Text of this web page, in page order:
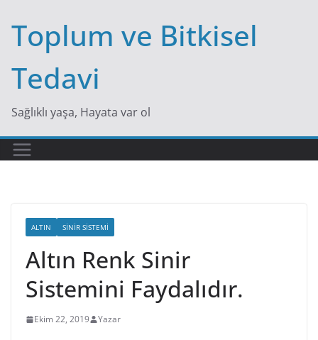
content
Toplum ve Bitkisel
Tedavi
Sağlıklı yaşa, Hayata var ol
ALTIN SINIR SISTEMI
Altın Renk Sinir
Sistemini Faydalıdır.
Ekim 22, 2019 Yazar